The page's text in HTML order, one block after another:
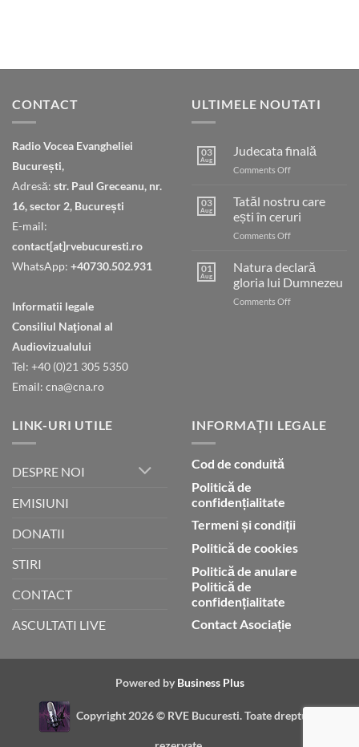
CONTACT
Radio Vocea Evangheliei
București,
Adresă: str. Paul Greceanu, nr.
16, sector 2, București
E-mail:
contact[at]rvebucuresti.ro
WhatsApp: +40730.502.931
Informatii legale
Consiliul Naţional al
Audiovizualului
Tel: +40 (0)21 305 5350
Email: cna@cna.ro
ULTIMELE NOUTATI
03
Aug
Judecata finală
Comments Offon
03
Aug
Tatăl nostru care
ești în ceruri
Comments Offon
nostru
care
ești
în
01
Aug
Natura declară
gloria lui Dumnezeu
Comments Offon
LINK-URI UTILE
DESPRE NOI
EMISIUNI
DONATII
STIRI
CONTACT
ASCULTATI LIVE
INFORMAȚII LEGALE
Cod de conduită
Politică de
confidențialitate
Termeni și condiții
Politică de cookies
Politică de anulare
Politică de
confidențialitate
Contact Asociație
Powered by Business Plus
Copyright 2026 © RVE Bucuresti. Toate drepturile